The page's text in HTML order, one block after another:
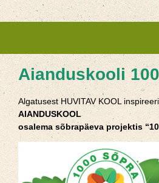
Aianduskooli
Algatusest HUVITAV KOOL
AIANDUSKOOL
osalema sõbrapäeva projektis